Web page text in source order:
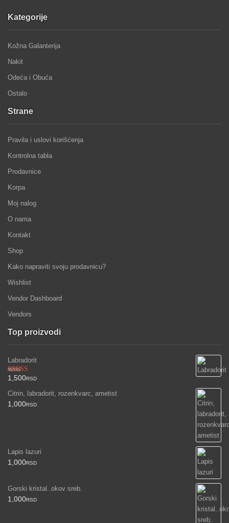
Kategorije
Kožna Galanterija
Nakit
Odeća i Obuća
Ostalo
Strane
Pravila i uslovi korišćenja
Kontrolna tabla
Prodavnice
Korpa
Moj nalog
O nama
Kontakt
Shop
Kako napraviti svoju prodavnicu?
Wishlist
Vendor Dashboard
Vendors
Top proizvodi
Labradorit
Ocenjeno
od 5
1,500RSD
Citrin, labradorit, rozenkvarc, ametist
1,000RSD
Lapis lazuri
1,000RSD
Gorski kristal..okov sreb.
1,000RSD